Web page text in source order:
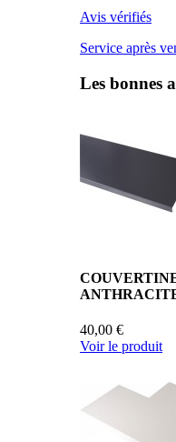
Avis vérifiés
Service après
Les bonnes
40,00 €
Voir le produit